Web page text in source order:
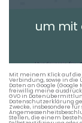
+ Aktuellen
Die
Verkehrsdaten
um mit
Mit meinem Klick auf
Verbindung, sowie in
Daten an Google
freiwillig meine
GVO in
Datenschutzerklärung
Zwecke, insbesondere
Stellen, die einem